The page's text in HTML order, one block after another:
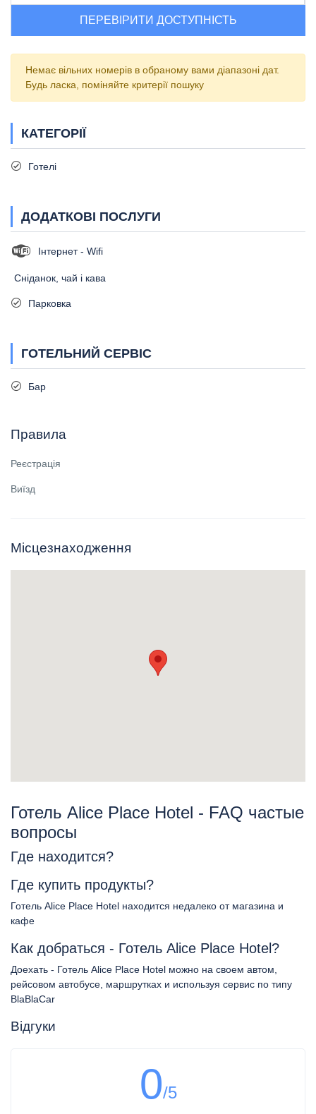
ПЕРЕВІРИТИ ДОСТУПНІСТЬ
Немає вільних номерів в обраному вами діапазоні дат.
Будь ласка, поміняйте критерії пошуку
КАТЕГОРІЇ
Готелі
ДОДАТКОВІ ПОСЛУГИ
Інтернет - Wifi
Сніданок, чай і кава
Парковка
ГОТЕЛЬНИЙ СЕРВІС
Бар
Правила
Реєстрація
Виїзд
Місцезнаходження
Готель Alice Place Hotel - FAQ частые
вопросы
Где находится?
Где купить продукты?
Готель Alice Place Hotel находится недалеко от магазина и
кафе
Как добраться - Готель Alice Place Hotel?
Доехать - Готель Alice Place Hotel можно на своем автом,
рейсовом автобусе, маршрутках и используя сервис по типу
BlaBlaCar
Відгуки
0/5